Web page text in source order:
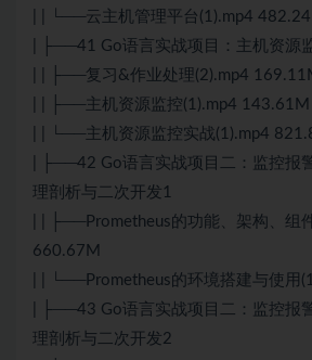
| | └──云主机管理平台(1).mp4
| ├──41 Go语言实战项目：主机资源
| | ├──复习&作业处理(2).mp4
| | ├──主机资源监控(1).mp4 143.61M
| | └──主机资源监控实战(1).mp4
| ├──42 Go语言实战项目二：监控报
理剖析与二次开发1
| | ├──Prometheus的功能、架构、组
660.67M
| | └──Prometheus的环境搭建与使用
| ├──43 Go语言实战项目二：监控报
理剖析与二次开发2